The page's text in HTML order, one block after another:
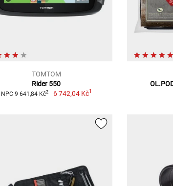
TOMTOM
Rider 550
NPC 9 641,84 Kč2 6 742,04 Kč1